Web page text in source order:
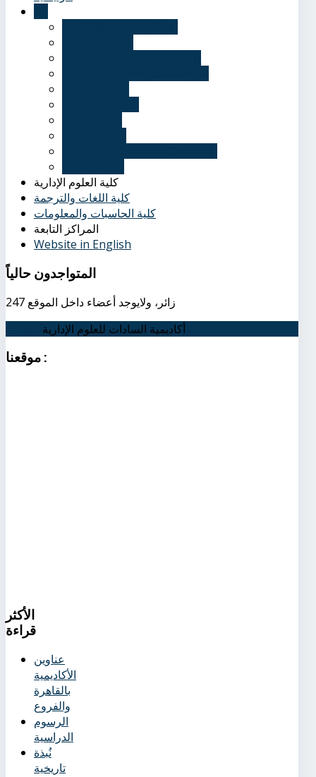
كلية العلوم الإدارية
كلية اللغات والترجمة
كلية الحاسبات والمعلومات
المراكز التابعة
Website in English
المتواجدون حالياً
247 زائر، ولايوجد أعضاء داخل الموقع
أكاديمية السادات للعلوم الإدارية
:
الأكثر
قراءة
عناوين
الأكاديمية
بالقاهرة
والفروع
الرسوم
الدراسية
نُبذة
تاريخية